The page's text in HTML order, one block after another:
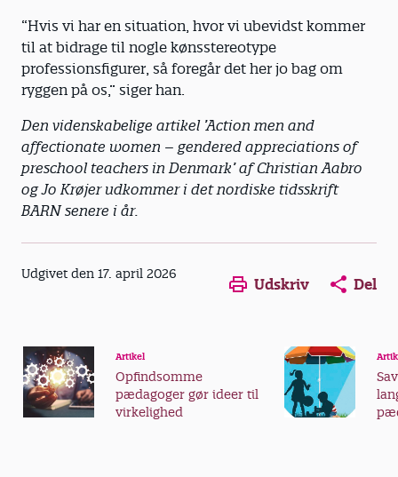
“Hvis vi har en situation, hvor vi ubevidst kommer
til at bidrage til nogle kønsstereotype
professionsfigurer, så foregår det her jo bag om
ryggen på os,” siger han.
Den videnskabelige artikel ’Action men and
affectionate women – gendered appreciations of
preschool teachers in Denmark’ af Christian Aabro
og Jo Krøjer udkommer i det nordiske tidsskrift
BARN senere i år.
Udgivet den 17. april 2026
Udskriv Del
Artikel
Opfindsomme
pædagoger gør ideer til
virkelighed